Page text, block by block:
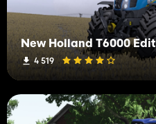
New Holland T6000 Edit
4 519